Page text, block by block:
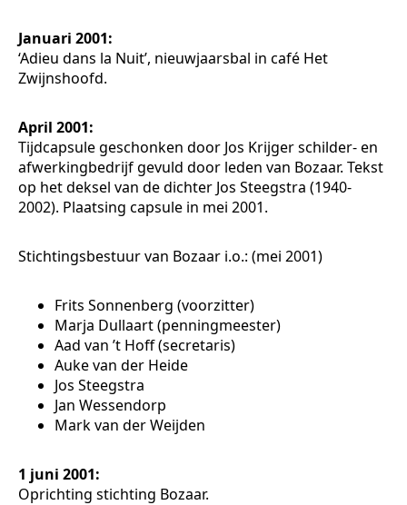
Januari 2001:
‘Adieu dans la Nuit’, nieuwjaarsbal in café Het
Zwijnshoofd.
April 2001:
Tijdcapsule geschonken door Jos Krijger schilder- en
afwerkingbedrijf gevuld door leden van Bozaar. Tekst
op het deksel van de dichter Jos Steegstra (1940-
2002). Plaatsing capsule in mei 2001.
Stichtingsbestuur van Bozaar i.o.: (mei 2001)
Frits Sonnenberg (voorzitter)
Marja Dullaart (penningmeester)
Aad van ’t Hoff (secretaris)
Auke van der Heide
Jos Steegstra
Jan Wessendorp
Mark van der Weijden
1 juni 2001:
Oprichting stichting Bozaar.